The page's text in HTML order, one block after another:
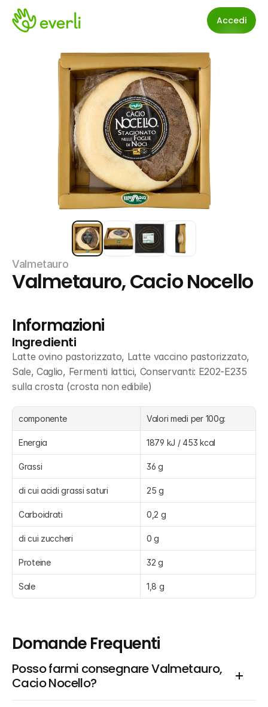
Accedi
Valmetauro
Valmetauro, Cacio Nocello
Informazioni
Ingredienti
Latte ovino pastorizzato, Latte vaccino pastorizzato,
Sale, Caglio, Fermenti lattici, Conservanti: E202-E235
sulla crosta (crosta non edibile)
componente Valori medi per 100g:
Energia 1879 kJ / 453 kcal
Grassi 36 g
di cui acidi grassi saturi 25 g
Carboidrati 0,2 g
di cui zuccheri 0 g
Proteine 32 g
Sale 1,8 g
Domande Frequenti
Posso farmi consegnare Valmetauro,
Cacio Nocello?